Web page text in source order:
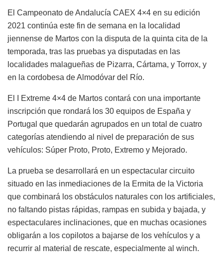
El Campeonato de Andalucía CAEX 4×4 en su edición
2021 continúa este fin de semana en la localidad
jiennense de Martos con la disputa de la quinta cita de la
temporada, tras las pruebas ya disputadas en las
localidades malagueñas de Pizarra, Cártama, y Torrox, y
en la cordobesa de Almodóvar del Río.
El I Extreme 4×4 de Martos contará con una importante
inscripción que rondará los 30 equipos de España y
Portugal que quedarán agrupados en un total de cuatro
categorías atendiendo al nivel de preparación de sus
vehículos: Súper Proto, Proto, Extremo y Mejorado.
La prueba se desarrollará en un espectacular circuito
situado en las inmediaciones de la Ermita de la Victoria
que combinará los obstáculos naturales con los artificiales,
no faltando pistas rápidas, rampas en subida y bajada, y
espectaculares inclinaciones, que en muchas ocasiones
obligarán a los copilotos a bajarse de los vehículos y a
recurrir al material de rescate, especialmente al winch.